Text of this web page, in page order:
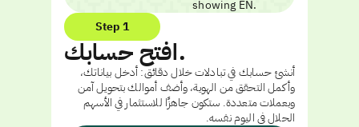
Step 1
افتح حسابك.
أنشئ حسابك في تبادلات خلال دقائق: أدخل بياناتك،
وأكمل التحقق من الهوية، وأضف أموالك بتحويل آمن
وبعملات متعددة. ستكون جاهزًا للاستثمار في الأسهم
الحلال في اليوم نفسه.